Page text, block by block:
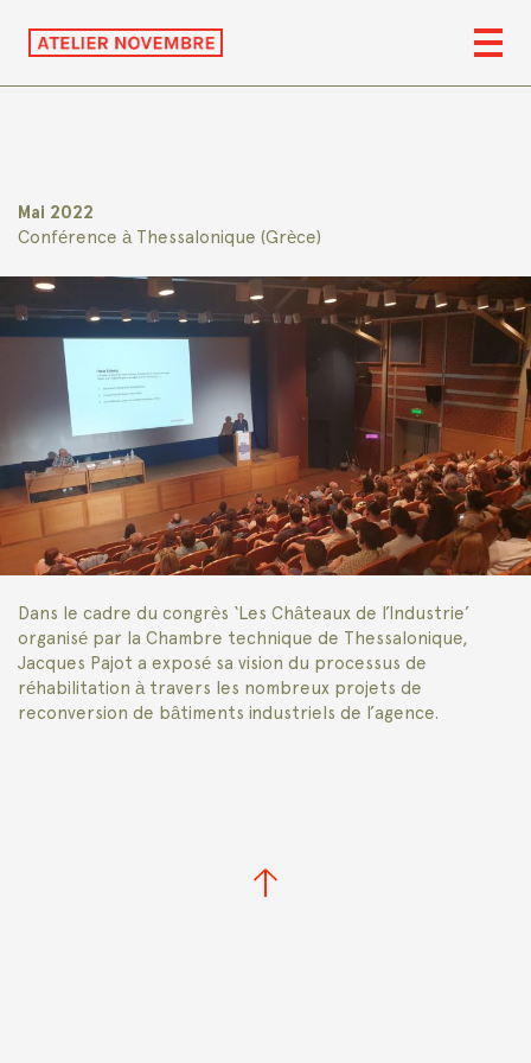
Mai 2022
Conférence à Thessalonique (Grèce)
Dans le cadre du congrès ‘Les Châteaux de l’Industrie’
organisé par la Chambre technique de Thessalonique,
Jacques Pajot a exposé sa vision du processus de
réhabilitation à travers les nombreux projets de
reconversion de bâtiments industriels de l’agence.